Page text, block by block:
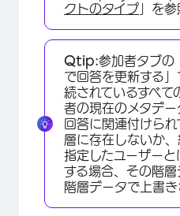
クトのタイプ 」を
Qtip:参加者タブの
で回答を更新する
続されているすべて
者の現在のメタデー
回答に関連付けら
層に存在しないか
指定したユーザー
する場合、その階
階層データで上書き